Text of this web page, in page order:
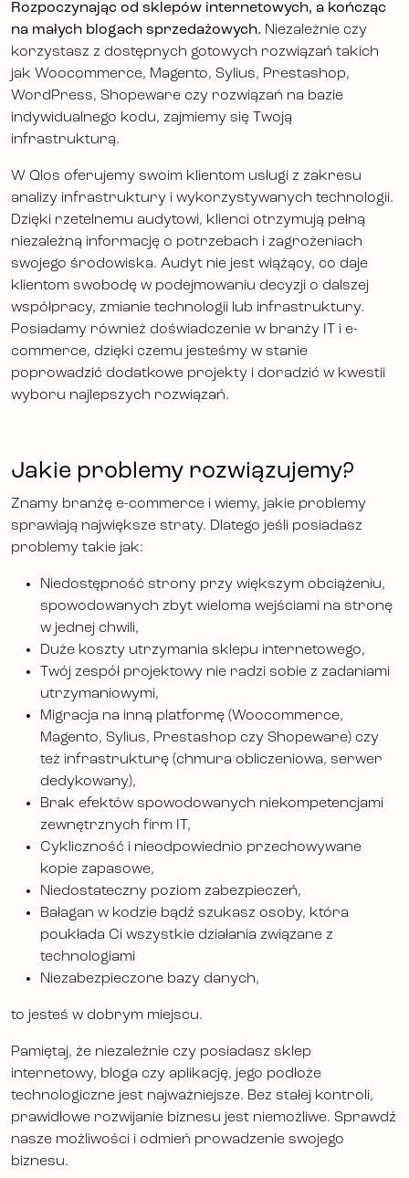
Rozpoczynając od sklepów internetowych, a kończąc
na małych blogach sprzedażowych. Niezależnie czy
korzystasz z dostępnych gotowych rozwiązań takich
jak Woocommerce, Magento, Sylius, Prestashop,
WordPress, Shopeware czy rozwiązań na bazie
indywidualnego kodu, zajmiemy się Twoją
infrastrukturą.
W Qlos oferujemy swoim klientom usługi z zakresu
analizy infrastruktury i wykorzystywanych technologii.
Dzięki rzetelnemu audytowi, klienci otrzymują pełną
niezależną informację o potrzebach i zagrożeniach
swojego środowiska. Audyt nie jest wiążący, co daje
klientom swobodę w podejmowaniu decyzji o dalszej
współpracy, zmianie technologii lub infrastruktury.
Posiadamy również doświadczenie w branży IT i e-
commerce, dzięki czemu jesteśmy w stanie
poprowadzić dodatkowe projekty i doradzić w kwestii
wyboru najlepszych rozwiązań.
Jakie problemy rozwiązujemy?
Znamy branżę e-commerce i wiemy, jakie problemy
sprawiają największe straty. Dlatego jeśli posiadasz
problemy takie jak:
Niedostępność strony przy większym obciążeniu,
spowodowanych zbyt wieloma wejściami na stronę
w jednej chwili,
Duże koszty utrzymania sklepu internetowego,
Twój zespół projektowy nie radzi sobie z zadaniami
utrzymaniowymi,
Migracja na inną platformę (Woocommerce,
Magento, Sylius, Prestashop czy Shopeware) czy
też infrastrukturę (chmura obliczeniowa, serwer
dedykowany),
Brak efektów spowodowanych niekompetencjami
zewnętrznych firm IT,
Cykliczność i nieodpowiednio przechowywane
kopie zapasowe,
Niedostateczny poziom zabezpieczeń,
Bałagan w kodzie bądź szukasz osoby, która
poukłada Ci wszystkie działania związane z
technologiami
Niezabezpieczone bazy danych,
to jesteś w dobrym miejscu.
Pamiętaj, że niezależnie czy posiadasz sklep
internetowy, bloga czy aplikację, jego podłoże
technologiczne jest najważniejsze. Bez stałej kontroli,
prawidłowe rozwijanie biznesu jest niemożliwe. Sprawdź
nasze możliwości i odmień prowadzenie swojego
biznesu.